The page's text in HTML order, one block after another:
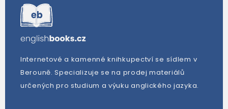
Internetové a kamenné knihkupectví se sídlem v
Berouně. Specializuje se na prodej materiálů
určených pro studium a výuku anglického jazyka.